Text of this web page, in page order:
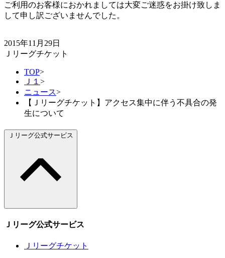
ご利用のお客様におかれましては大変ご迷惑をお掛け致しま
して申し訳ございませんでした。
2015年11月29日
Ｊリーグチケット
TOP>
Ｊ１ >
ニュース>
【Ｊリーグチケット】アクセス集中に伴う不具合の発
生について
Ｊリーグ公式サービス
Ｊリーグ公式サービス
Ｊリーグチケット